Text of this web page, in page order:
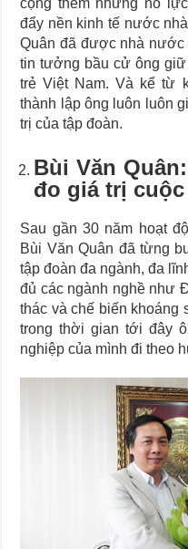
cộng thêm những nỗ
đẩy nền kinh tế nước
Quân đã được nhà nước
tin tưởng bầu cử ông
trẻ Việt Nam. Và kể từ
thành lập ông luôn luôn
trị của tập đoàn.
Bùi Văn
đo giá trị
Sau gần 30 năm hoạt
Bùi Văn Quân đã từng
tập đoàn đa ngành, đa
đủ các ngành nghề như
thác và chế biến khoáng
trong thời gian tới đây
nghiệp của mình đi theo